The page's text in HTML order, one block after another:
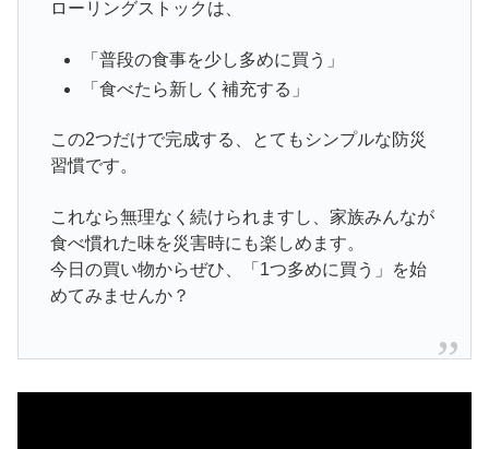
ローリングストックは、
「普段の食事を少し多めに買う」
「食べたら新しく補充する」
この2つだけで完成する、とてもシンプルな防災
習慣です。
これなら無理なく続けられますし、家族みんなが
食べ慣れた味を災害時にも楽しめます。
今日の買い物からぜひ、「1つ多めに買う」を始
めてみませんか？